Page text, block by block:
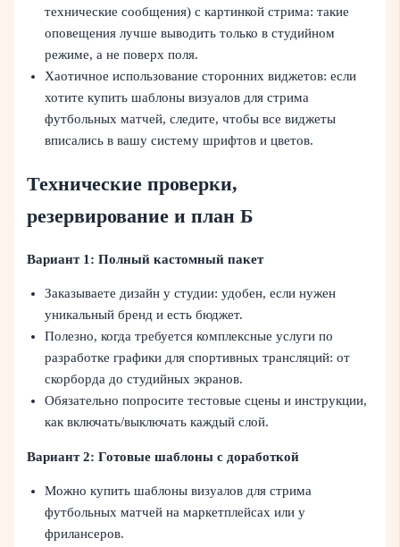
технические сообщения) с картинкой стрима: такие
оповещения лучше выводить только в студийном
режиме, а не поверх поля.
Хаотичное использование сторонних виджетов: если
хотите купить шаблоны визуалов для стрима
футбольных матчей, следите, чтобы все виджеты
вписались в вашу систему шрифтов и цветов.
Технические проверки,
резервирование и план Б
Вариант 1: Полный кастомный пакет
Заказываете дизайн у студии: удобен, если нужен
уникальный бренд и есть бюджет.
Полезно, когда требуется комплексные услуги по
разработке графики для спортивных трансляций: от
скорборда до студийных экранов.
Обязательно попросите тестовые сцены и инструкции,
как включать/выключать каждый слой.
Вариант 2: Готовые шаблоны с доработкой
Можно купить шаблоны визуалов для стрима
футбольных матчей на маркетплейсах или у
фрилансеров.